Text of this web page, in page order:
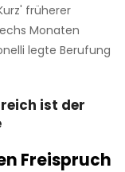
früherer
Monaten
legte Berufung
ist der
Freispruch